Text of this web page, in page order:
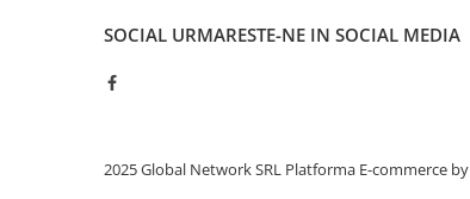
SOCIAL URMARESTE-NE IN SOCIAL MEDIA
2025 Global Network SRL Platforma E-commerce